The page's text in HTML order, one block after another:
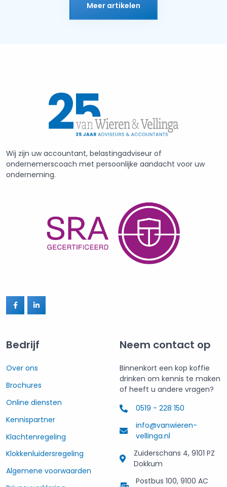
Meer artikelen
Wij zijn uw accountant, belastingadviseur of
ondernemerscoach met persoonlijke aandacht voor uw
onderneming.
Bedrijf
Over ons
Brochures
Online diensten
Kennispartner
Klachtenregeling
Klokkenluidersregeling
Algemene voorwaarden
Neem contact op
Binnenkort een kop koffie
drinken om kennis te maken
of heeft u andere vragen?
0519 - 228 150
info@vanwieren-
vellinga.nl
Zuiderschans 4, 9101 PZ
Dokkum
Postbus 100, 9100 AC